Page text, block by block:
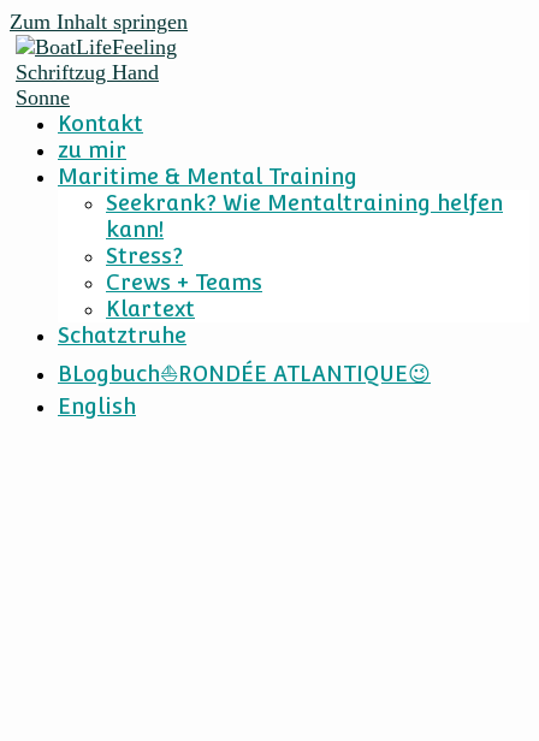
Zum Inhalt springen
Kontakt
zu mir
Maritime & Mental Training
Seekrank? Wie Mentaltraining helfen
kann!
Stress?
Crews + Teams
Klartext
Schatztruhe
BLogbuch⛵RONDÉE ATLANTIQUE😉
English